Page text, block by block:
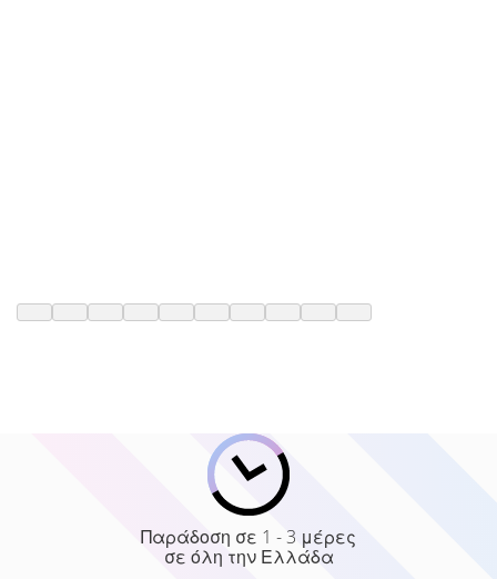
Παράδοση σε 1 - 3 μέρες
σε όλη την Ελλάδα